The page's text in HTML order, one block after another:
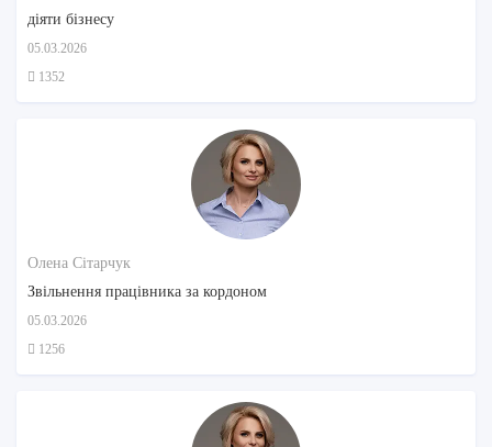
діяти бізнесу
05.03.2026
1352
Олена Сітарчук
Звільнення працівника за кордоном
05.03.2026
1256